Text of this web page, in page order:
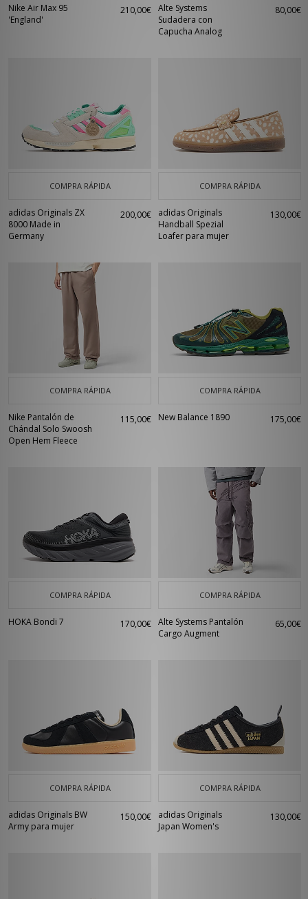
Nike Air Max 95
'England'
210,00€ Alte Systems
Sudadera con
Capucha Analog
80,00€
COMPRA RÁPIDA
adidas Originals ZX
8000 Made in
Germany
200,00€
COMPRA RÁPIDA
adidas Originals
Handball Spezial
Loafer para mujer
130,00€
COMPRA RÁPIDA
Nike Pantalón de
Chándal Solo Swoosh
Open Hem Fleece
115,00€
COMPRA RÁPIDA
New Balance 1890 175,00€
COMPRA RÁPIDA
HOKA Bondi 7 170,00€
COMPRA RÁPIDA
Alte Systems Pantalón
Cargo Augment
65,00€
COMPRA RÁPIDA
adidas Originals BW
Army para mujer
150,00€
COMPRA RÁPIDA
adidas Originals
Japan Women's
130,00€